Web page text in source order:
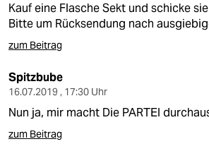
Kauf eine Flasche Sekt und schicke
Bitte um Rücksendung nach
zum Beitrag
Spitzbube
16.07.2019 , 17:30 Uhr
Nun ja, mir macht Die PARTEI
zum Beitrag